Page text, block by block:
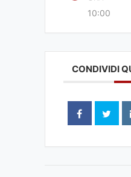
10:00
CONDIVIDI